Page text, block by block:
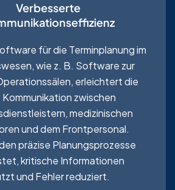
Verbesserte
für die Terminplanung im
wie z. B. Software zur
erleichtert die
zwischen
medizinischen
und dem Frontpersonal.
präzise Planungsprozesse
kritische Informationen
und Fehler reduziert.